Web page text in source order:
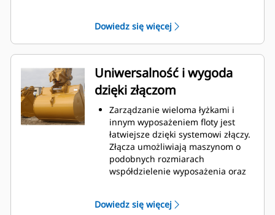
pozwalają utrzymać większość
materiału w łyżce podczas każdego
załadunku.
odpornej na ścieranie stali,
zwłaszcza w przypadku
podzespołów podatnych na
nadmierne zużycie.
Chroń najważniejsze, podatne na
zużycie obszary łyżki za pomocą
osprzętu do prac ziemnych (GET)
Cat.
Zwiększ produkcję w
wymagających zastosowaniach,
ułatw penetrację podczas
stertowania i skróć czas trwania
cyklu za pomocą systemu Cat®
Montuj i demontuj końcówki
Dowiedz się więcej
Uniwersalność i wygoda
dzięki złączom
Zarządzanie wieloma łyżkami i
innym wyposażeniem floty jest
łatwiejsze dzięki systemowi złączy.
Złącza umożliwiają maszynom o
podobnych rozmiarach
współdzielenie wyposażenia oraz
Łyżki, które można zamocować
Dowiedz się więcej